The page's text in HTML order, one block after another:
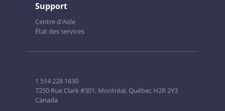
Support
Centre d'Aide
État des services
1 514 228 1830
7250 Rue Clark #301, Montréal, Québec H2R 2Y3
Canada